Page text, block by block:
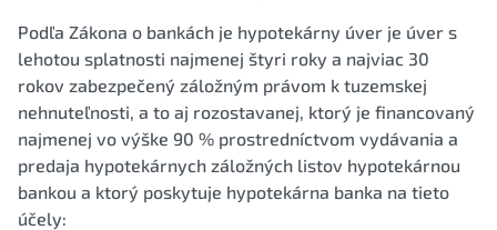
Podľa Zákona o bankách je hypotekárny úver je úver s
lehotou splatnosti najmenej štyri roky a najviac 30
rokov zabezpečený záložným právom k tuzemskej
nehnuteľnosti, a to aj rozostavanej, ktorý je financovaný
najmenej vo výške 90 % prostredníctvom vydávania a
predaja hypotekárnych záložných listov hypotekárnou
bankou a ktorý poskytuje hypotekárna banka na tieto
účely: